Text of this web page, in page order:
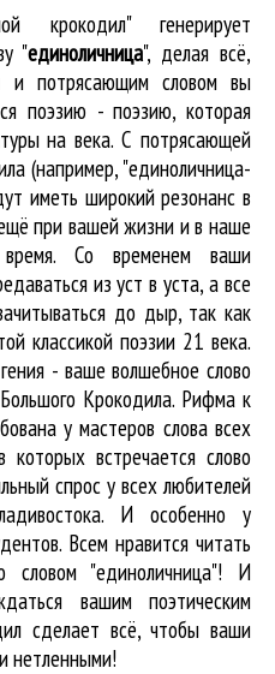
крокодил" генерирует
"единоличница", делая всё,
потрясающим словом вы
поэзию - поэзию, которая
на века. С потрясающей
(например, "единоличница-
иметь широкий резонанс в
при вашей жизни и в наше
Со временем ваши
из уст в уста, а все
до дыр, так как
классикой поэзии 21 века.
- ваше волшебное слово
Крокодила. Рифма к
у мастеров слова всех
встречается слово
спрос у всех любителей
И особенно у
Всем нравится читать
словом "единоличница"! И
вашим поэтическим
cделает всё, чтобы ваши
нетленными!